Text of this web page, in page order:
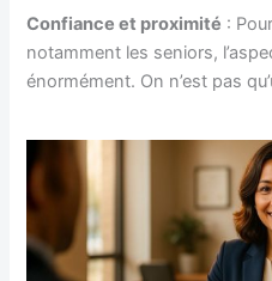
Confiance et proximité :
notamment les seniors,
énormément. On n’est pas